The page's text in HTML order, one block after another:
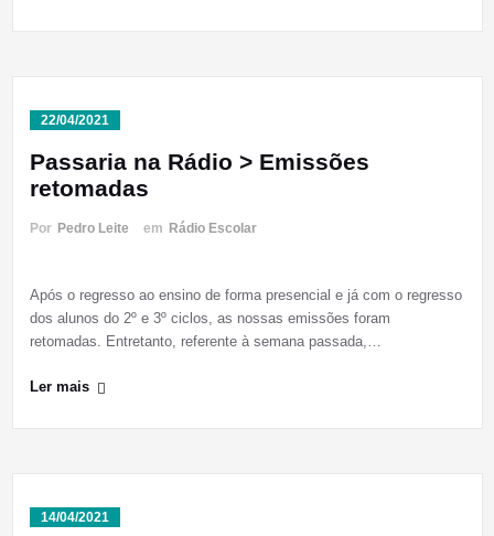
22/04/2021
Passaria na Rádio > Emissões
retomadas
Por Pedro Leite em Rádio Escolar
Após o regresso ao ensino de forma presencial e já com o regresso
dos alunos do 2º e 3º ciclos, as nossas emissões foram
retomadas. Entretanto, referente à semana passada,…
Ler mais
14/04/2021